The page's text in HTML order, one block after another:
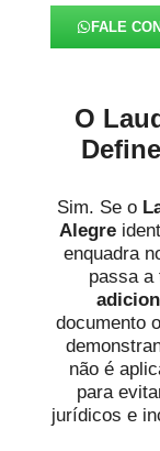
FALE
O
Sim. Se o
Alegre
enquadra
passa a
documento
não é
para
jurídicos e